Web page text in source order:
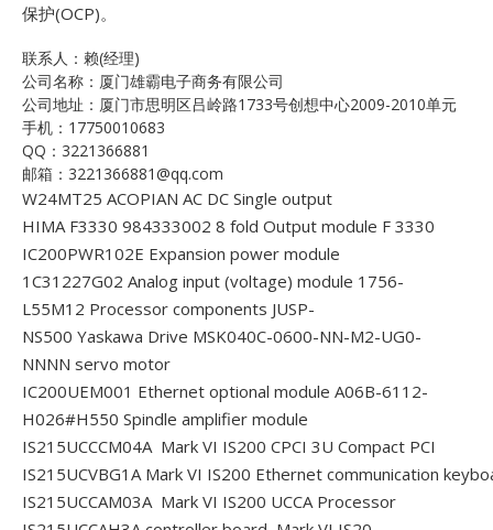
保护(OCP)。
联系人：赖(经理)
公司名称：厦门雄霸电子商务有限公司
公司地址：厦门市思明区吕岭路1733号创想中心2009-2010单元
手机：17750010683
QQ：3221366881
邮箱：3221366881@qq.com
W24MT25 ACOPIAN AC DC Single output
HIMA F3330 984333002 8 fold Output module F 3330
IC200PWR102E Expansion power module
1C31227G02 Analog input (voltage) module 1756-
L55M12 Processor components JUSP-
NS500 Yaskawa Drive MSK040C-0600-NN-M2-UG0-
NNNN servo motor
IC200UEM001 Ethernet optional module A06B-6112-
H026#H550 Spindle amplifier module
IS215UCCCM04A Mark VI IS200 CPCI 3U Compact PCI
IS215UCVBG1A Mark VI IS200 Ethernet communication
IS215UCCAM03A Mark VI IS200 UCCA Processor